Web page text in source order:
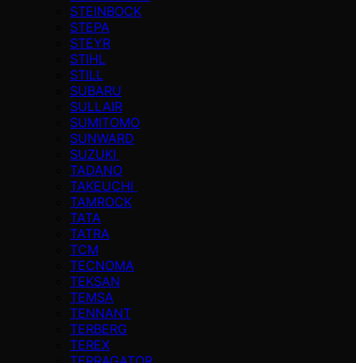
STEINBOCK
STEPA
STEYR
STIHL
STILL
SUBARU
SULLAIR
SUMITOMO
SUNWARD
SUZUKI
TADANO
TAKEUCHI
TAMROCK
TATA
TATRA
TCM
TECNOMA
TEKSAN
TEMSA
TENNANT
TERBERG
TEREX